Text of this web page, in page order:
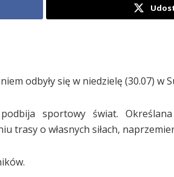
odbyły się w niedzielę (30.07) w
sportowy świat.
trasy o własnych siłach,